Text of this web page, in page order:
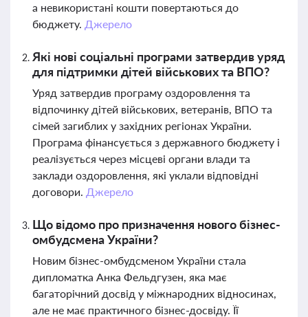
а невикористані кошти повертаються до
бюджету. Джерело
Які нові соціальні програми затвердив уряд
для підтримки дітей військових та ВПО?
Уряд затвердив програму оздоровлення та
відпочинку дітей військових, ветеранів, ВПО та
сімей загиблих у західних регіонах України.
Програма фінансується з державного бюджету і
реалізується через місцеві органи влади та
заклади оздоровлення, які уклали відповідні
договори. Джерело
Що відомо про призначення нового бізнес-
омбудсмена України?
Новим бізнес-омбудсменом України стала
дипломатка Анка Фельдгузен, яка має
багаторічний досвід у міжнародних відносинах,
але не має практичного бізнес-досвіду. Її